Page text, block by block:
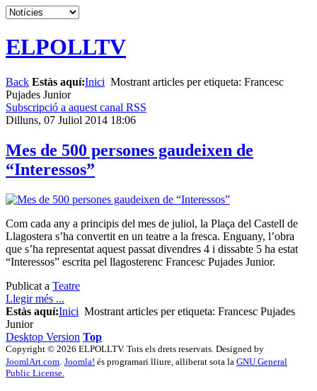
ELPOLLTV
Back Estàs aquí:Inici Mostrant articles per etiqueta: Francesc
Pujades Junior
Subscripció a aquest canal RSS
Dilluns, 07 Juliol 2014 18:06
Mes de 500 persones gaudeixen de
“Interessos”
Com cada any a principis del mes de juliol, la Plaça del Castell de
Llagostera s’ha convertit en un teatre a la fresca. Enguany, l’obra
que s’ha representat aquest passat divendres 4 i dissabte 5 ha estat
“Interessos” escrita pel llagosterenc Francesc Pujades Junior.
Publicat a Teatre
Llegir més ...
Estàs aquí:Inici Mostrant articles per etiqueta: Francesc Pujades
Junior
Desktop Version Top
Copyright © 2026 ELPOLLTV. Tots els drets reservats. Designed by
JoomlArt.com Joomla! és programari lliure, alliberat sota la GNU General
Public License.